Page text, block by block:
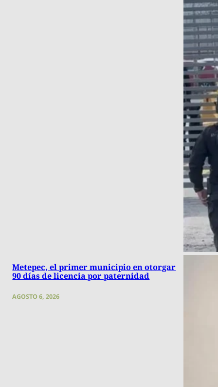
Metepec, el primer municipio en otorgar
90 días de licencia por paternidad
AGOSTO 6, 2026